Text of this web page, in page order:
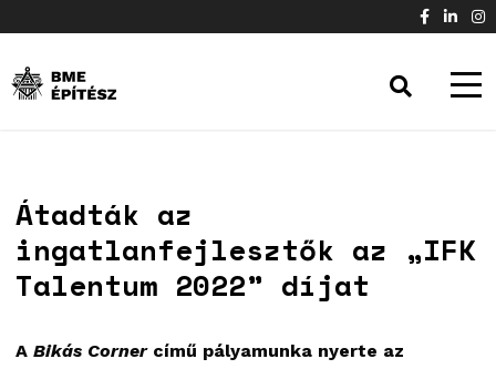
Átadták az
ingatlanfejlesztők az „IFK
Talentum 2022” díjat
A Bikás Cornercímű pályamunka nyerte az